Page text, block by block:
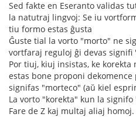
Sed fakte en Eseranto validas
la natutraj lingvoj: Se iu
tiu formo estas ĝusta
Ĝuste tial la vorto "morto" ne
vortfaraj reguloj ĝi devas signifi
Por tiuj, kiuj insistas, ke korekta
estas bone proponi
signifas "morteco" (aŭ kiel
La vorto "korekta" kun la
Fare de Z kaj multaj aliaj homoj.